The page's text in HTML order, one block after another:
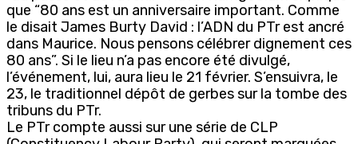
que “80 ans est un anniversaire important. Comme
le disait James Burty David : l’ADN du PTr est ancré
dans Maurice. Nous pensons célébrer dignement ces
80 ans”. Si le lieu n’a pas encore été divulgé,
l’événement, lui, aura lieu le 21 février. S’ensuivra, le
23, le traditionnel dépôt de gerbes sur la tombe des
tribuns du PTr.
Le PTr compte aussi sur une série de CLP